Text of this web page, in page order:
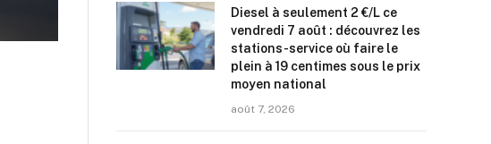
Diesel à seulement 2 €/L ce
vendredi 7 août : découvrez les
stations-service où faire le
plein à 19 centimes sous le prix
moyen national
août 7, 2026